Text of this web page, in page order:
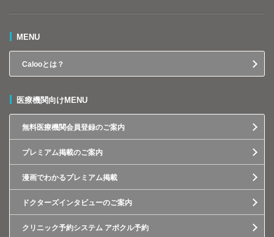
MENU
Calooとは？
医療機関向けMENU
無料医療機関会員登録のご案内
プレミアム掲載のご案内
漫画でわかるプレミアム掲載
ドクターズインタビューのご案内
クリニック予約システム アポクル予約